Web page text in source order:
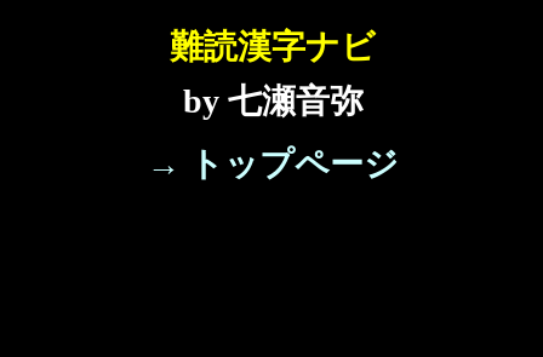
難読漢字ナビ
by 七瀬音弥
→ トップページ